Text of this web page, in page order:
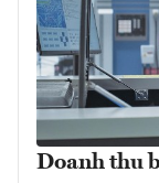
Doanh thu